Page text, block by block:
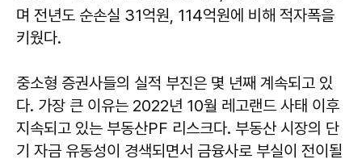
며 전년도 순손실 31억원, 114억원에 비해 적자폭을
키웠다.
중소형 증권사들의 실적 부진은 몇 년째 계속되고 있
다. 가장 큰 이유는 2022년 10월 레고랜드 사태 이후
지속되고 있는 부동산PF 리스크다. 부동산 시장의 단
기 자금 유동성이 경색되면서 금융사로 부실이 전이될